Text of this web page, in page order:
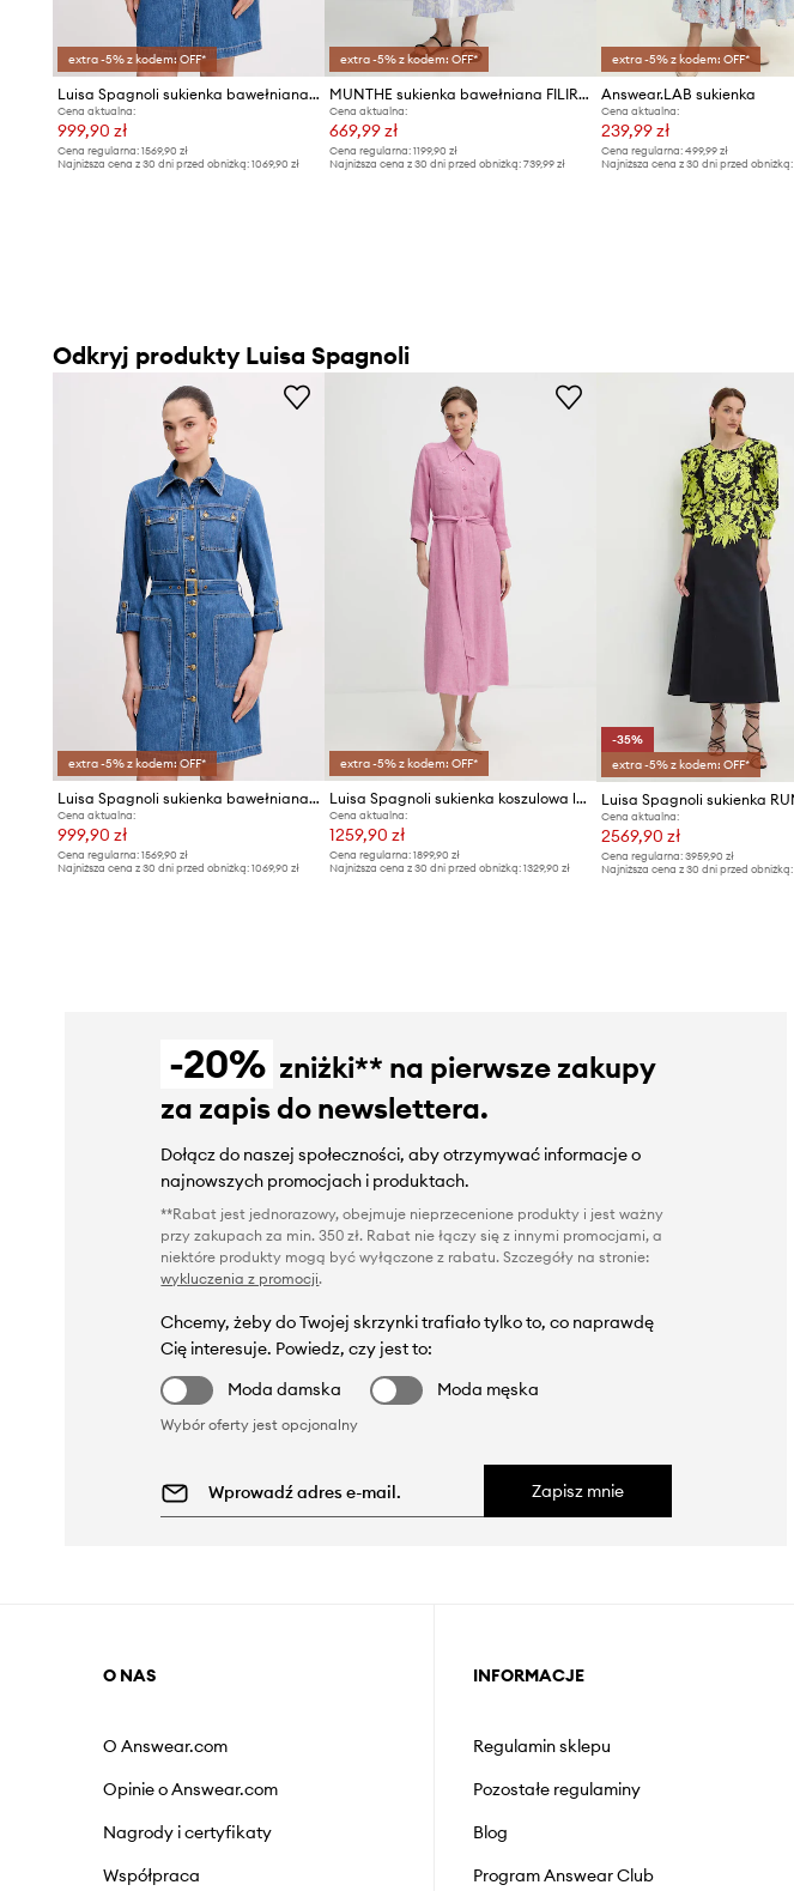
extra -5% z kodem: OFF*
Luisa Spagnoli sukienka bawełniana Passetto
Cena aktualna:
999,90 zł
Cena regularna: 1569,90 zł
Najniższa cena z 30 dni przed obniżką: 1069,90 zł
extra -5% z kodem: OFF*
MUNTHE sukienka bawełniana FILIRA
Cena aktualna:
669,99 zł
Cena regularna:1199,90 zł
Najniższa cena z 30 dni przed obniżką:739,99 zł
extra -5% z kodem: OFF*
Answear.LAB sukienka
Cena aktualna:
239,99 zł
Cena regularna: 499,99 zł
Najniższa cena z 30 dni przed obniżką:
Odkryj produkty Luisa Spagnoli
extra -5% z kodem: OFF*
Luisa Spagnoli sukienka bawełniana Passetto
Cena aktualna:
999,90 zł
Cena regularna: 1569,90 zł
Najniższa cena z 30 dni przed obniżką: 1069,90 zł
extra -5% z kodem: OFF*
Luisa Spagnoli sukienka koszulowa lniana Polesana
Cena aktualna:
1259,90 zł
Cena regularna:1899,90 zł
Najniższa cena z 30 dni przed obniżką:1329,90 zł
-35%
extra -5% z kodem: OFF*
Cena aktualna:
2569,90 zł
Cena regularna: 3959,90 zł
Najniższa cena z 30 dni przed obniżką:
-20% zniżki** na pierwsze zakupy
za zapis do newslettera.
Dołącz do naszej społeczności, aby otrzymywać informacje o
najnowszych promocjach i produktach.
**Rabat jest jednorazowy, obejmuje nieprzecenione produkty i jest ważny
przy zakupach za min. 350 zł. Rabat nie łączy się z innymi promocjami, a
niektóre produkty mogą być wyłączone z rabatu. Szczegóły na stronie:
wykluczenia z promocji.
Chcemy, żeby do Twojej skrzynki trafiało tylko to, co naprawdę
Cię interesuje. Powiedz, czy jest to:
Moda damska
Moda męska
Wybór oferty jest opcjonalny
Zapisz mnie
O NAS
O Answear.com
Opinie o Answear.com
Nagrody i certyfikaty
Współpraca
INFORMACJE
Regulamin sklepu
Pozostałe regulaminy
Blog
Program Answear Club